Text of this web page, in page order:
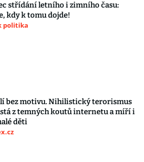
střídání letního i zimního času:
kdy k tomu dojde!
politika
bez motivu. Nihilistický terorismus
z temných koutů internetu a míří i
děti